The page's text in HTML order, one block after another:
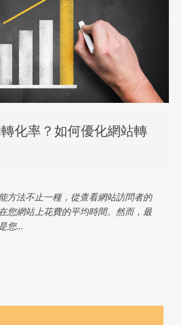
化率？如何優化網站轉
方法不止一種，從查看網站訪問者的
您網站上花費的平均時間。然而，最
您...